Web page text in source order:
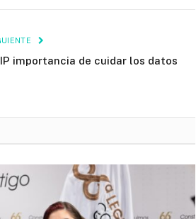
importancia de cuidar los datos